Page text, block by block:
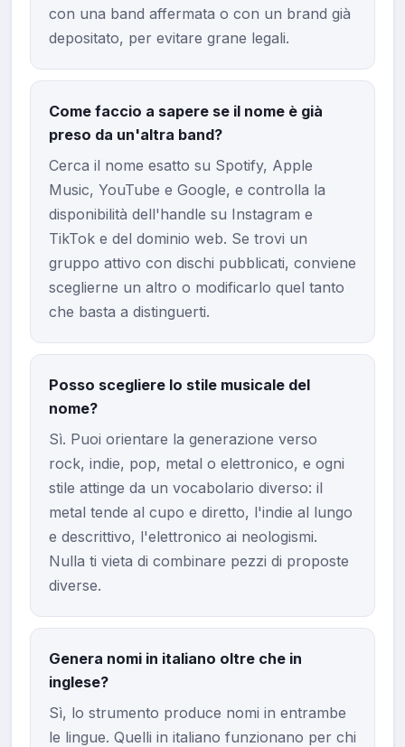
con una band affermata o con un brand già
depositato, per evitare grane legali.
Come faccio a sapere se il nome è già
preso da un'altra band?
Cerca il nome esatto su Spotify, Apple
Music, YouTube e Google, e controlla la
disponibilità dell'handle su Instagram e
TikTok e del dominio web. Se trovi un
gruppo attivo con dischi pubblicati, conviene
sceglierne un altro o modificarlo quel tanto
che basta a distinguerti.
Posso scegliere lo stile musicale del
nome?
Sì. Puoi orientare la generazione verso
rock, indie, pop, metal o elettronico, e ogni
stile attinge da un vocabolario diverso: il
metal tende al cupo e diretto, l'indie al lungo
e descrittivo, l'elettronico ai neologismi.
Nulla ti vieta di combinare pezzi di proposte
diverse.
Genera nomi in italiano oltre che in
inglese?
Sì, lo strumento produce nomi in entrambe
le lingue. Quelli in italiano funzionano per chi